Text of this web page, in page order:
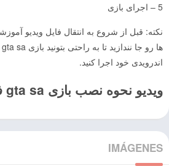
5 – اجرای بازی
نکته: قبل از شروع به انتقال فایل ویدیو
اندرویدی خود اجرا کنید.
ویدیو نحوه نصب بازی gta sa فارسی اندروید 11
IMÁGENES